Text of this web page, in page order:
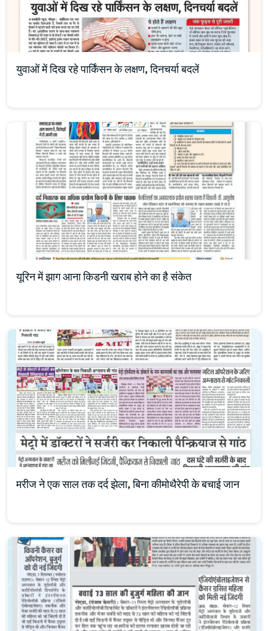
युवाओं में दिख रहे पार्किंसन के लक्षण, दिनचर्या बदलें
यूरिन में झाग आना किडनी खराब होने का है संकेत
मरीज ने एक साल तक दर्द झेला, बिना कीमोथैरेपी के बचाई जान